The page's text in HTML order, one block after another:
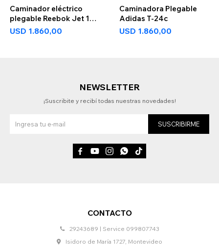
Caminador eléctrico
plegable Reebok Jet 100
Serie+ Bluetooth
USD 1.860,00
Caminadora Plegable
Adidas T-24c
USD 1.860,00
CONTACTO
29243689 | Service 099807743
Isidoro de María 1727, Montevideo
NEWSLETTER
¡Suscribite y recibí todas nuestras novedades!
SUSCRIBIRME
    